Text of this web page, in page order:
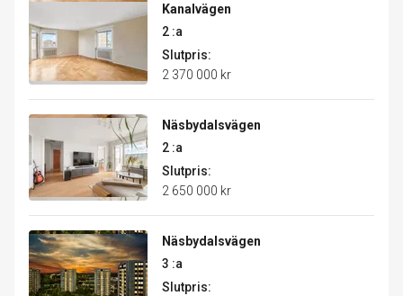
Kanalvägen
2 :a
Slutpris:
2 370 000 kr
Näsbydalsvägen
2 :a
Slutpris:
2 650 000 kr
Näsbydalsvägen
3 :a
Slutpris: